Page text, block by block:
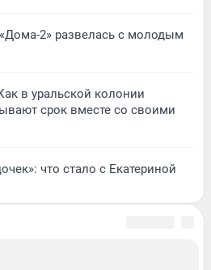
2» развелась с молодым
в уральской колонии
срок вместе со своими
что стало с Екатериной